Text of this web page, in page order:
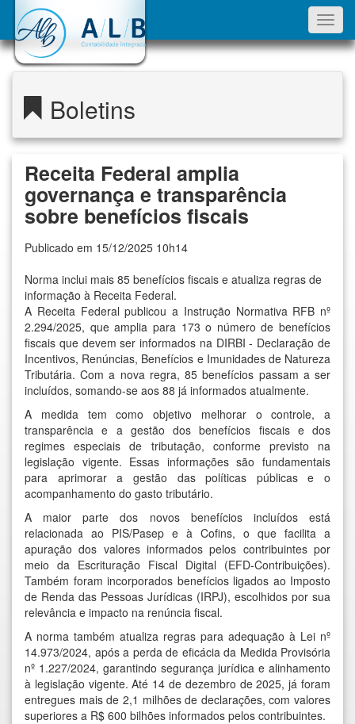
Boletins
Receita Federal amplia
governança e transparência
sobre benefícios fiscais
Publicado em 15/12/2025 10h14
Norma inclui mais 85 benefícios fiscais e atualiza regras de
informação à Receita Federal.
A Receita Federal publicou a Instrução Normativa RFB nº
2.294/2025, que amplia para 173 o número de benefícios
fiscais que devem ser informados na DIRBI - Declaração de
Incentivos, Renúncias, Benefícios e Imunidades de Natureza
Tributária. Com a nova regra, 85 benefícios passam a ser
incluídos, somando-se aos 88 já informados atualmente.
A medida tem como objetivo melhorar o controle, a
transparência e a gestão dos benefícios fiscais e dos
regimes especiais de tributação, conforme previsto na
legislação vigente. Essas informações são fundamentais
para aprimorar a gestão das políticas públicas e o
acompanhamento do gasto tributário.
A maior parte dos novos benefícios incluídos está
relacionada ao PIS/Pasep e à Cofins, o que facilita a
apuração dos valores informados pelos contribuintes por
meio da Escrituração Fiscal Digital (EFD-Contribuições).
Também foram incorporados benefícios ligados ao Imposto
de Renda das Pessoas Jurídicas (IRPJ), escolhidos por sua
relevância e impacto na renúncia fiscal.
A norma também atualiza regras para adequação à Lei nº
14.973/2024, após a perda de eficácia da Medida Provisória
nº 1.227/2024, garantindo segurança jurídica e alinhamento
à legislação vigente. Até 14 de dezembro de 2025, já foram
entregues mais de 2,1 milhões de declarações, com valores
superiores a R$ 600 bilhões informados pelos contribuintes.